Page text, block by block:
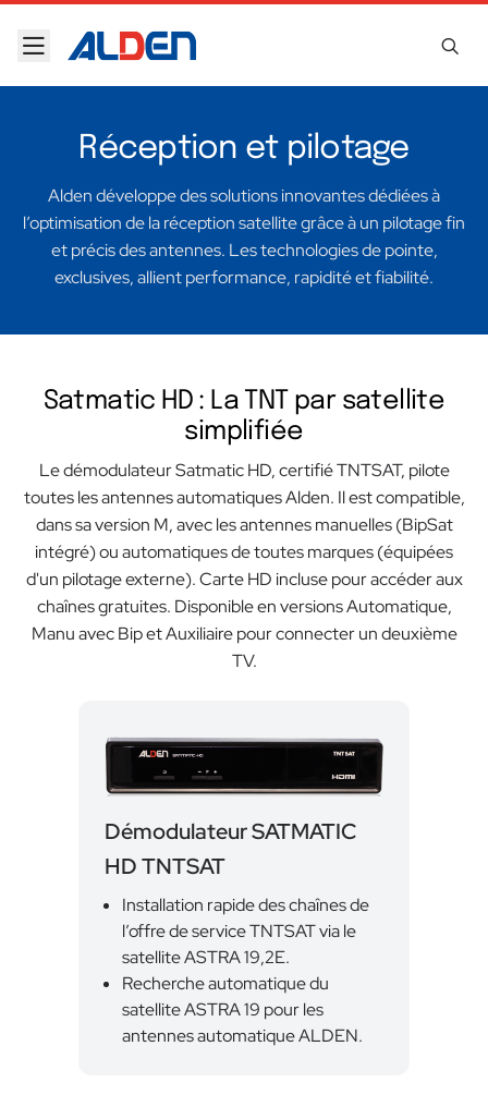
Skip to content
Réception et pilotage
Alden développe des solutions innovantes dédiées à
l’optimisation de la réception satellite grâce à un pilotage fin
et précis des antennes. Les technologies de pointe,
exclusives, allient performance, rapidité et fiabilité.
Satmatic HD : La TNT par satellite
simplifiée
Le démodulateur Satmatic HD, certifié TNTSAT, pilote
toutes les antennes automatiques Alden. Il est compatible,
dans sa version M, avec les antennes manuelles (BipSat
intégré) ou automatiques de toutes marques (équipées
d'un pilotage externe). Carte HD incluse pour accéder aux
chaînes gratuites. Disponible en versions Automatique,
Manu avec Bip et Auxiliaire pour connecter un deuxième
TV.
Démodulateur SATMATIC
HD TNTSAT
Installation rapide des chaînes de
l’offre de service TNTSAT via le
satellite ASTRA 19,2E.
Recherche automatique du
satellite ASTRA 19 pour les
antennes automatique ALDEN.